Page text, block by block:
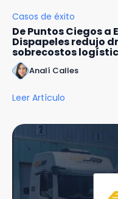
Casos de éxito
De Puntos Ciegos a
Dispapeles redujo
sobrecostos
Analí Calles
Leer Artículo